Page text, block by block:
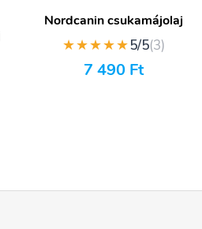
Nordcanin csukamájolaj
★★★★★5/5(3)
7 490 Ft